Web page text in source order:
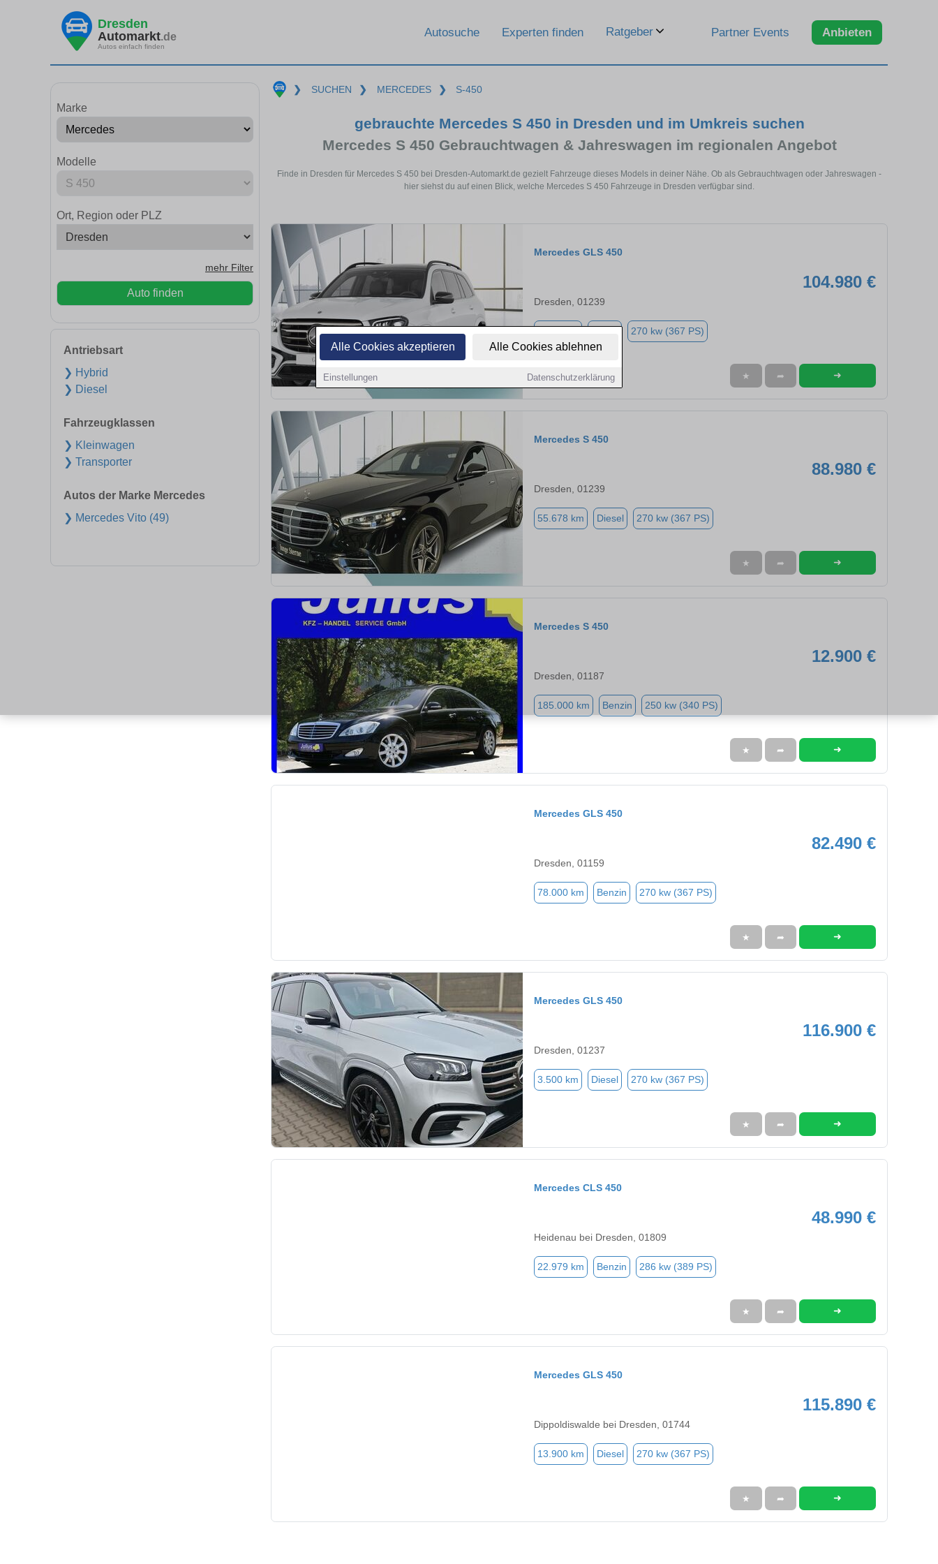
Alle Cookies akzeptieren Alle Cookies ablehnen
Einstellungen Datenschutzerklärung
Dresden
Automarkt.de
Autos einfach finden
Autosuche Experten finden Ratgeber Partner Events Anbieten
Marke
Modelle
Ort, Region oder PLZ
mehr Filter
Auto finden
Antriebsart
❯ Hybrid
❯ Diesel
Fahrzeugklassen
❯ Kleinwagen
❯ Transporter
Autos der Marke Mercedes
❯ Mercedes Vito (49)
❯ SUCHEN ❯ MERCEDES ❯ S-450
gebrauchte Mercedes S 450 in Dresden und im Umkreis suchen
Mercedes S 450 Gebrauchtwagen & Jahreswagen im regionalen Angebot
Finde in Dresden für Mercedes S 450 bei Dresden-Automarkt.de gezielt Fahrzeuge dieses Models in deiner Nähe. Ob als Gebrauchtwagen oder Jahreswagen -
hier siehst du auf einen Blick, welche Mercedes S 450 Fahrzeuge in Dresden verfügbar sind.
Mercedes GLS 450
104.980 €
Dresden, 01239
270 kw (367 PS)
★ ➦ ➜
Mercedes S 450
88.980 €
Dresden, 01239
55.678 km Diesel 270 kw (367 PS)
★ ➦ ➜
Mercedes S 450
12.900 €
Dresden, 01187
185.000 km Benzin 250 kw (340 PS)
★ ➦ ➜
Mercedes GLS 450
82.490 €
Dresden, 01159
78.000 km Benzin 270 kw (367 PS)
★ ➦ ➜
Mercedes GLS 450
116.900 €
Dresden, 01237
3.500 km Diesel 270 kw (367 PS)
★ ➦ ➜
Mercedes CLS 450
48.990 €
Heidenau bei Dresden, 01809
22.979 km Benzin 286 kw (389 PS)
★ ➦ ➜
Mercedes GLS 450
115.890 €
Dippoldiswalde bei Dresden, 01744
13.900 km Diesel 270 kw (367 PS)
★ ➦ ➜